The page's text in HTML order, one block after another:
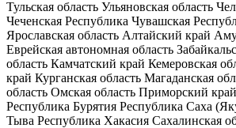
Тульская область Ульяновская область
Чеченская Республика Чувашская
Ярославская область Алтайский край
Еврейская автономная область
область Камчатский край Кемеровская
край Курганская область Магаданская
область Омская область Приморский край
Республика Бурятия Республика Саха
Тыва Республика Хакасия Сахалинская